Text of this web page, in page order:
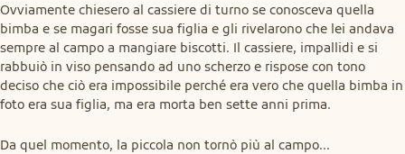
Ovviamente chiesero al cassiere di turno se conosceva quella
bimba e se magari fosse sua figlia e gli rivelarono che lei andava
sempre al campo a mangiare biscotti. Il cassiere, impallidì e si
rabbuiò in viso pensando ad uno scherzo e rispose con tono
deciso che ciò era impossibile perché era vero che quella bimba in
foto era sua figlia, ma era morta ben sette anni prima.
Da quel momento, la piccola non tornò più al campo...